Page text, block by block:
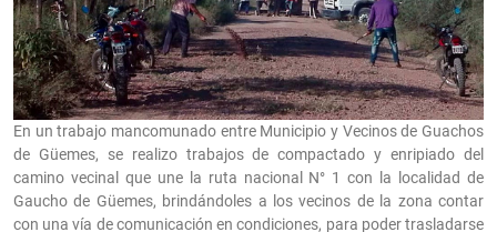
En un trabajo mancomunado entre Municipio y Vecinos de Guachos
de Güemes, se realizo trabajos de compactado y enripiado del
camino vecinal que une la ruta nacional N° 1 con la localidad de
Gaucho de Güemes, brindándoles a los vecinos de la zona contar
con una vía de comunicación en condiciones, para poder trasladarse